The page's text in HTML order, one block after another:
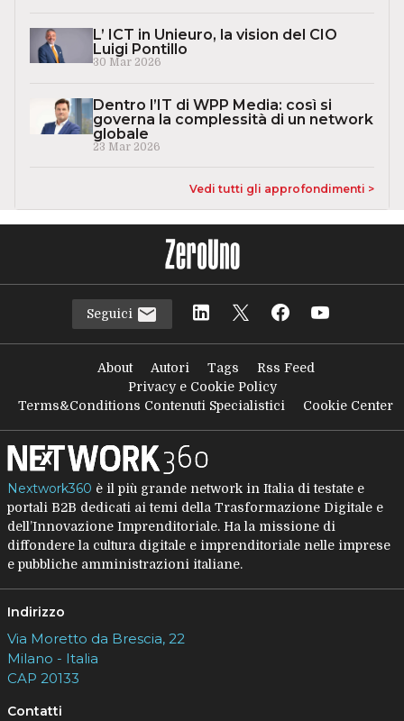
L’ ICT in Unieuro, la vision del CIO
Luigi Pontillo
30 Mar 2026
Dentro l’IT di WPP Media: così si
governa la complessità di un network
globale
23 Mar 2026
Vedi tutti gli approfondimenti >
Seguici
About Autori Tags
Rss Feed
Privacy e Cookie Policy
Terms&Conditions Contenuti Specialistici
Cookie Center
Nextwork360 è il più grande network in Italia di testate e
portali B2B dedicati ai temi della Trasformazione Digitale e
dell’Innovazione Imprenditoriale. Ha la missione di
diffondere la cultura digitale e imprenditoriale nelle imprese
e pubbliche amministrazioni italiane.
Indirizzo
Via Moretto da Brescia, 22
Milano - Italia
CAP 20133
Contatti